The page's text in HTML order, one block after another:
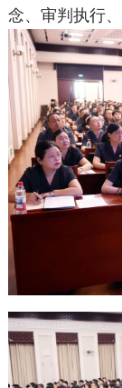
念、审判执行